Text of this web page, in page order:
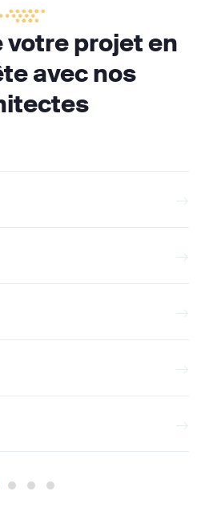
votre projet en
avec nos